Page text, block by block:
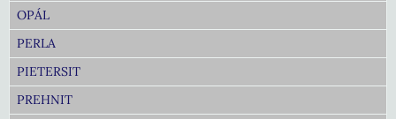
OPÁL
PERLA
PIETERSIT
PREHNIT